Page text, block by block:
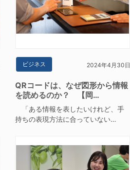
ビジネス 2024年4月30日
QRコードは、なぜ図形から情報
を読めるのか？ 【岡…
「ある情報を表したいけれど、手
持ちの表現方法に合っていない…